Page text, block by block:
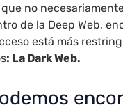
no
de la Deep Web,
está más
: La Dark Web.